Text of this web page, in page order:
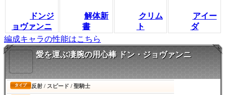
ドンジ
ョヴァンニ
解体新
書
クリム
ト
アイー
ダ
編成キャラの性能はこちら
愛を運ぶ凄腕の用心棒 ドン・ジョヴァンニ
タイプ 反射 / スピード / 聖騎士